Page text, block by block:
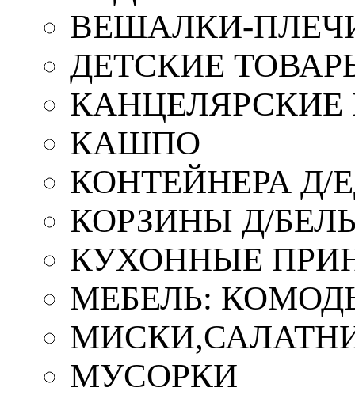
ВЕШАЛКИ-
ДЕТСКИЕ
КАШПО
КОНТЕЙНЕРА Д/
КОРЗИНЫ Д/
КУХОННЫЕ
МЕБЕЛЬ:
МУСОРКИ